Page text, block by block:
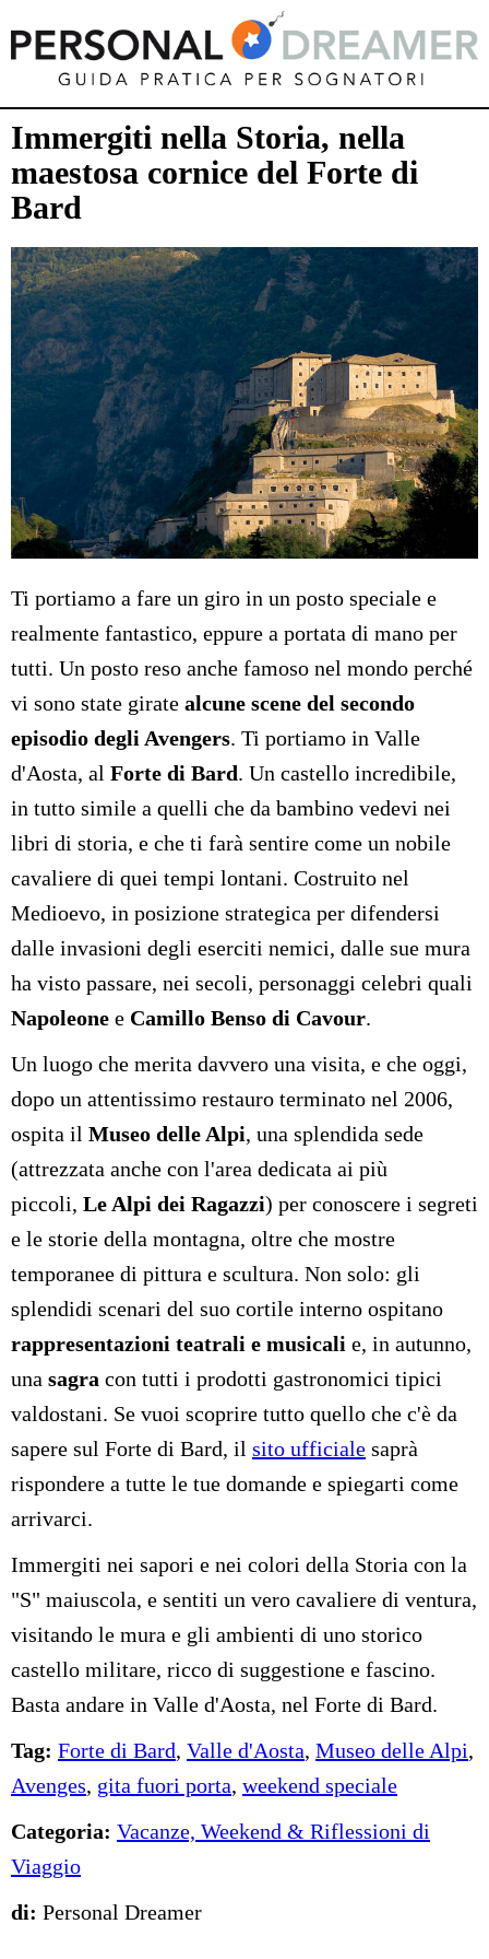
Immergiti nella Storia, nella
maestosa cornice del Forte di
Bard
Ti portiamo a fare un giro in un posto speciale e
realmente fantastico, eppure a portata di mano per
tutti. Un posto reso anche famoso nel mondo perché
vi sono state girate alcune scene del secondo
episodio degli Avengers. Ti portiamo in Valle
d'Aosta, al Forte di Bard. Un castello incredibile,
in tutto simile a quelli che da bambino vedevi nei
libri di storia, e che ti farà sentire come un nobile
cavaliere di quei tempi lontani. Costruito nel
Medioevo, in posizione strategica per difendersi
dalle invasioni degli eserciti nemici, dalle sue mura
ha visto passare, nei secoli, personaggi celebri quali
Napoleone e Camillo Benso di Cavour.
Un luogo che merita davvero una visita, e che oggi,
dopo un attentissimo restauro terminato nel 2006,
ospita il Museo delle Alpi, una splendida sede
(attrezzata anche con l'area dedicata ai più
piccoli, Le Alpi dei Ragazzi) per conoscere i segreti
e le storie della montagna, oltre che mostre
temporanee di pittura e scultura. Non solo: gli
splendidi scenari del suo cortile interno ospitano
rappresentazioni teatrali e musicali e, in autunno,
una sagra con tutti i prodotti gastronomici tipici
valdostani. Se vuoi scoprire tutto quello che c'è da
sapere sul Forte di Bard, il sito ufficiale saprà
rispondere a tutte le tue domande e spiegarti come
arrivarci.
Immergiti nei sapori e nei colori della Storia con la
"S" maiuscola, e sentiti un vero cavaliere di ventura,
visitando le mura e gli ambienti di uno storico
castello militare, ricco di suggestione e fascino.
Basta andare in Valle d'Aosta, nel Forte di Bard.
Tag: Forte di Bard, Valle d'Aosta, Museo delle Alpi,
Avenges, gita fuori porta, weekend speciale
Categoria: Vacanze, Weekend & Riflessioni di
Viaggio
di: Personal Dreamer